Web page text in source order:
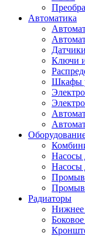
Автоматика
Ключи и
Шкафы
Насосы
Насосы
Радиаторы
Нижнее